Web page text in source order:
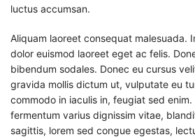
luctus accumsan.
Aliquam laoreet consequat malesuada.
dolor euismod laoreet eget ac felis.
bibendum sodales. Donec eu cursus
gravida mollis dictum ut, vulputate eu
commodo in iaculis in, feugiat sed
fermentum varius dignissim vitae,
sagittis, lorem sed congue egestas,